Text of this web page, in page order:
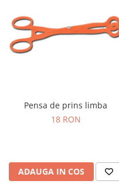
Pensa de prins limba
18 RON
ADAUGA IN COS